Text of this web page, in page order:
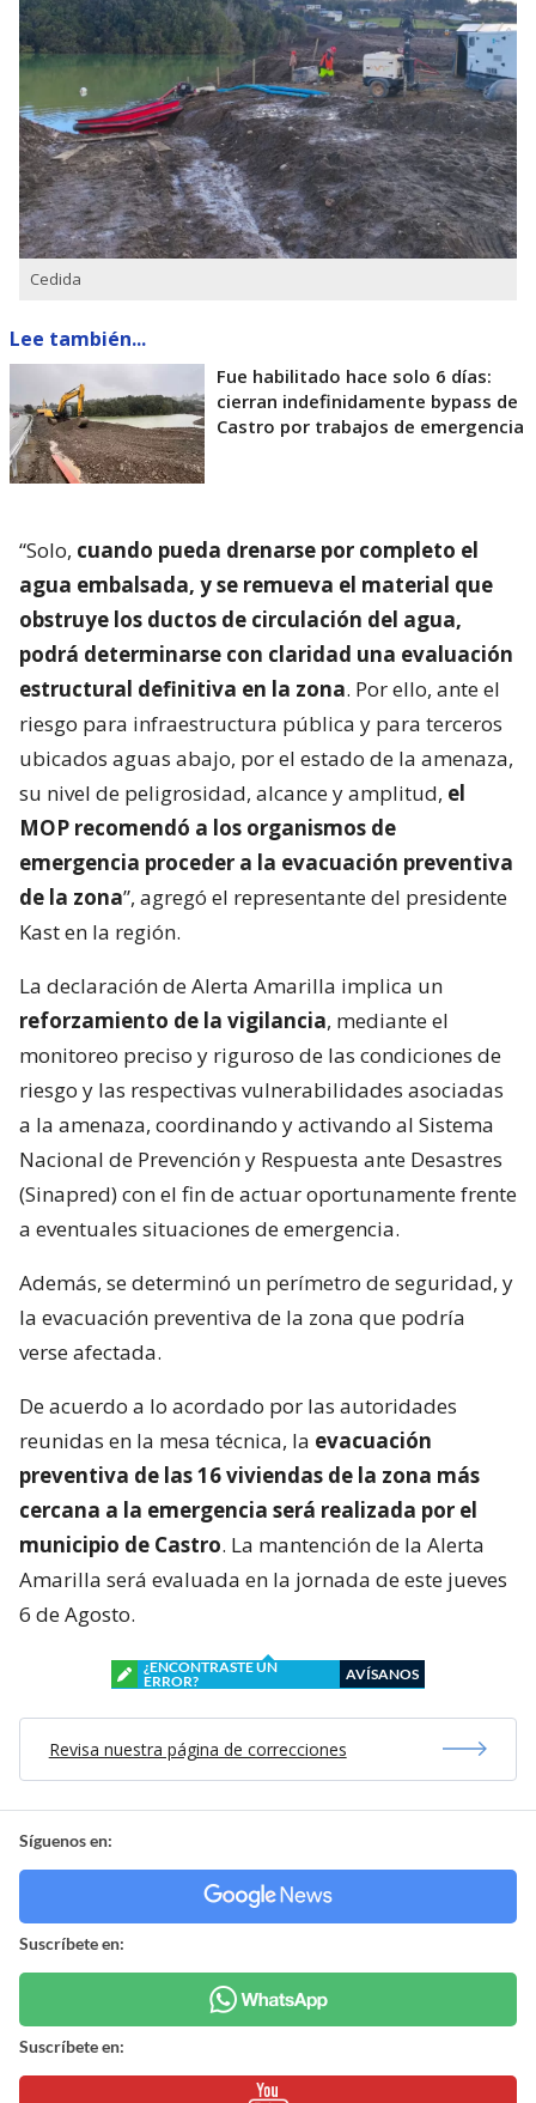
Cedida
Lee también...
Fue habilitado hace solo 6 días:
cierran indefinidamente bypass de
Castro por trabajos de emergencia
“Solo, cuando pueda drenarse por completo el
agua embalsada, y se remueva el material que
obstruye los ductos de circulación del agua,
podrá determinarse con claridad una evaluación
estructural definitiva en la zona. Por ello, ante el
riesgo para infraestructura pública y para terceros
ubicados aguas abajo, por el estado de la amenaza,
su nivel de peligrosidad, alcance y amplitud, el
MOP recomendó a los organismos de
emergencia proceder a la evacuación preventiva
de la zona”, agregó el representante del presidente
Kast en la región.
La declaración de Alerta Amarilla implica un
reforzamiento de la vigilancia, mediante el
monitoreo preciso y riguroso de las condiciones de
riesgo y las respectivas vulnerabilidades asociadas
a la amenaza, coordinando y activando al Sistema
Nacional de Prevención y Respuesta ante Desastres
(Sinapred) con el fin de actuar oportunamente frente
a eventuales situaciones de emergencia.
Además, se determinó un perímetro de seguridad, y
la evacuación preventiva de la zona que podría
verse afectada.
De acuerdo a lo acordado por las autoridades
reunidas en la mesa técnica, la evacuación
preventiva de las 16 viviendas de la zona más
cercana a la emergencia será realizada por el
municipio de Castro. La mantención de la Alerta
Amarilla será evaluada en la jornada de este jueves
6 de Agosto.
¿ENCONTRASTE UN
ERROR?
AVÍSANOS
Revisa nuestra página de correcciones
Síguenos en:
Suscríbete en:
Suscríbete en: